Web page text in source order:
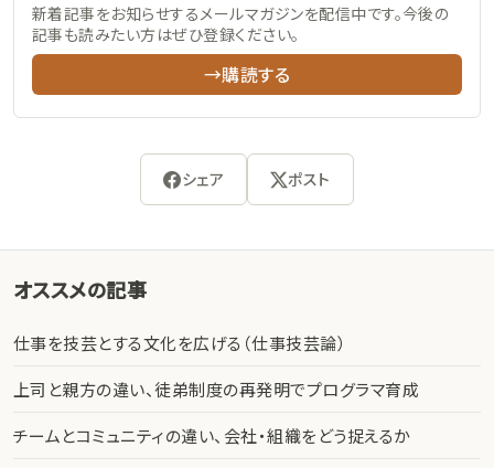
新着記事をお知らせするメールマガジンを配信中です。今後の
記事も読みたい方はぜひ登録ください。
→購読する
シェア ポスト
オススメの記事
仕事を技芸とする文化を広げる（仕事技芸論）
上司と親方の違い、徒弟制度の再発明でプログラマ育成
チームとコミュニティの違い、会社・組織をどう捉えるか